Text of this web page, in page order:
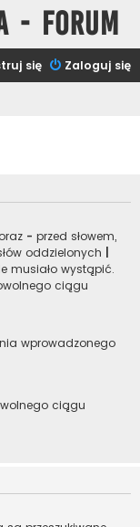
- Forum
Zaloguj się
się
- przed słowem,
oddzielonych
musiało wystąpić.
ciągu
wprowadzonego
ciągu